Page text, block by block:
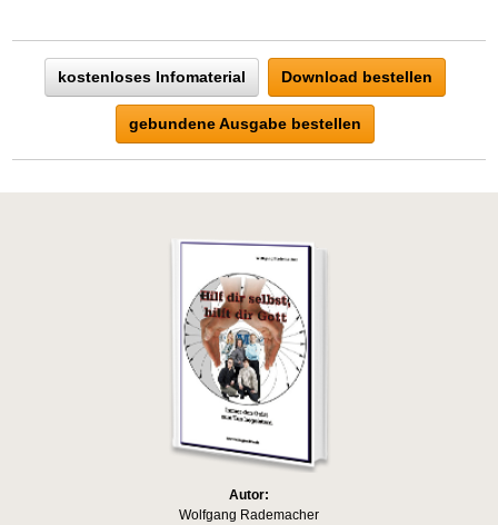
kostenloses Infomaterial Download bestellen
gebundene Ausgabe bestellen
Autor:
Wolfgang Rademacher